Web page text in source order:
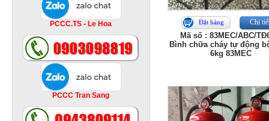
PCCC.TS - Le Hoa
PCCC Tran Sang
Đặt hàng Chi
Mã số : 83MEC/ABC/
Bình chữa cháy tự động
6kg 83MEC